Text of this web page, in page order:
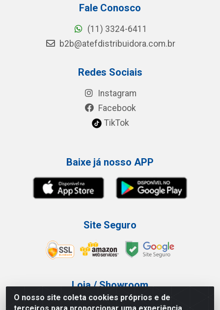
O nosso site coleta cookies próprios e de
Fale Conosco
(11) 3324-6411
b2b@atefdistribuidora.com.br
Redes Sociais
Instagram
Facebook
TikTok
Baixe já nosso APP
Site Seguro
Loja / Showroom
Tel.: (11) 3227-0546